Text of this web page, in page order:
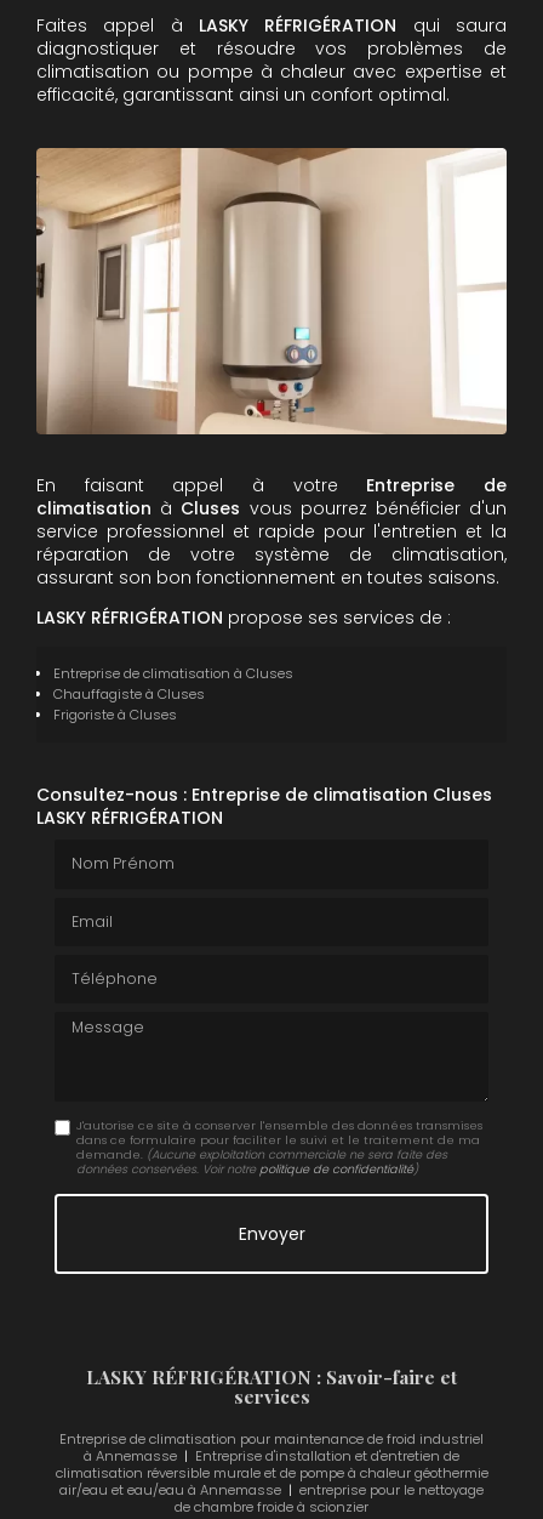
Faites appel à LASKY RÉFRIGÉRATION qui saura
diagnostiquer et résoudre vos problèmes de
climatisation ou pompe à chaleur avec expertise et
efficacité, garantissant ainsi un confort optimal.
En faisant appel à votre Entreprise de
climatisation à Cluses vous pourrez bénéficier d'un
service professionnel et rapide pour l'entretien et la
réparation de votre système de climatisation,
assurant son bon fonctionnement en toutes saisons.
LASKY RÉFRIGÉRATION propose ses services de :
Entreprise de climatisation à Cluses
Chauffagisteà Cluses
Frigoristeà Cluses
Consultez-nous : Entreprise de climatisation Cluses
LASKY RÉFRIGÉRATION
Message
J'autorise ce site à conserver l'ensemble des données transmises
dans ce formulaire pour faciliter le suivi et le traitement de ma
demande. (Aucune exploitation commerciale ne sera faite des
données conservées. Voir notre politique de confidentialité)
LASKY RÉFRIGÉRATION : Savoir-faire et
services
Entreprise de climatisation pour maintenance de froid industriel
à Annemasse | Entreprise d'installation et d'entretien de
climatisation réversible murale et de pompe à chaleur géothermie
air/eau et eau/eau à Annemasse | entreprise pour le nettoyage
de chambre froide à scionzier